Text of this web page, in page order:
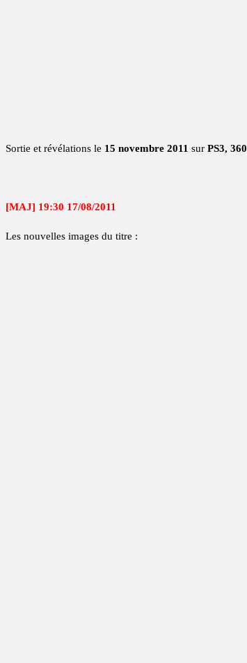
Sortie et révélations le 15 novembre 2011 sur PS3, 360
[MAJ] 19:30 17/08/2011
Les nouvelles images du titre :